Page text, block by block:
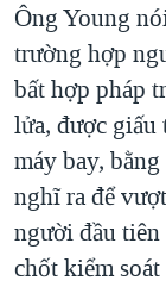
Ông Young
trường hợp
bất hợp pháp
lửa, được giấu
máy bay,
nghĩ ra để
người đầu tiên
chốt kiểm